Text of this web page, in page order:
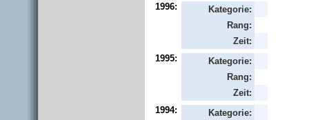
1996:
Kategorie:
Rang:
Zeit:
1995:
Kategorie:
Rang:
Zeit:
1994:
Kategorie: